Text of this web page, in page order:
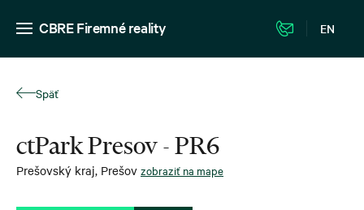
CBRE Firemné reality EN
Späť
ctPark Presov - PR6
Prešovský kraj, Prešov zobraziť na mape